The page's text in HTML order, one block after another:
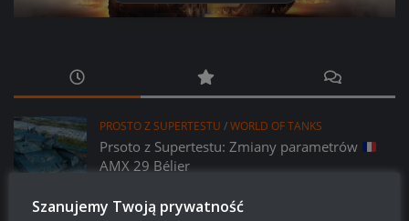
PROSTO Z SUPERTESTU /WORLD OF TANKS
Prsoto z Supertestu: Zmiany parametrów
AMX 29 Bélier
Szanujemy Twoją prywatność